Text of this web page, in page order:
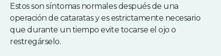
Estos son síntomas normales después de una
operación de cataratas y es estrictamente necesario
que durante un tiempo evite tocarse el ojo o
restregárselo.